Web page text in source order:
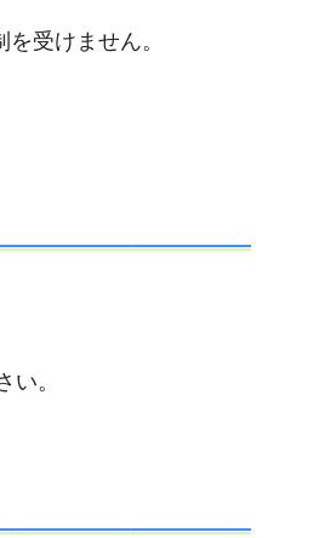
受けません。
。